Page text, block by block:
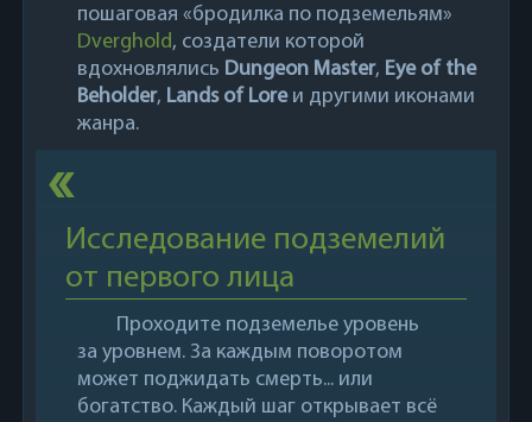
пошаговая «бродилка по подземельям»
Dverghold, создатели которой
вдохновлялись Dungeon Master, Eye of the
Beholder, Lands of Loreи другими иконами
жанра.
Исследование подземелий
от первого лица
Проходите подземелье уровень
за уровнем. За каждым поворотом
может поджидать смерть... или
богатство. Каждый шаг открывает всё